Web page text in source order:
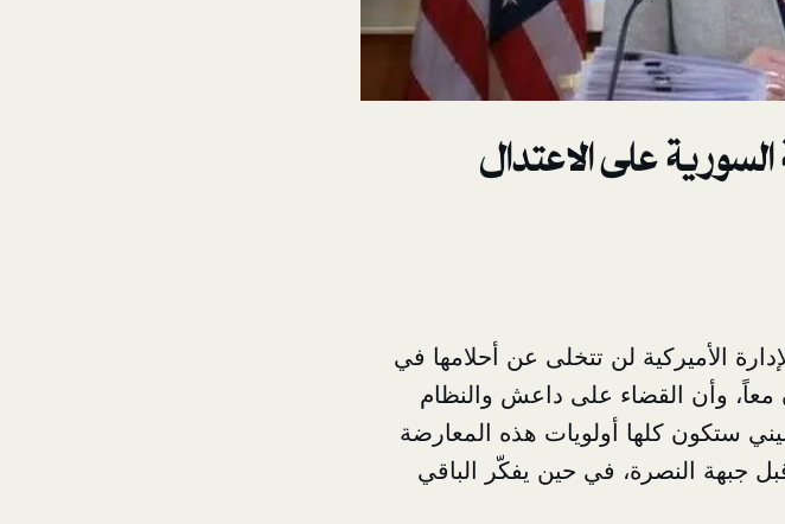
على الاعتدال
الأميركية لن تتخلى عن أحلامها في
وأن القضاء على داعش والنظام
ستكون كلها أولويات هذه المعارضة
من قبل جبهة النصرة، في حين يفكّر الباقي